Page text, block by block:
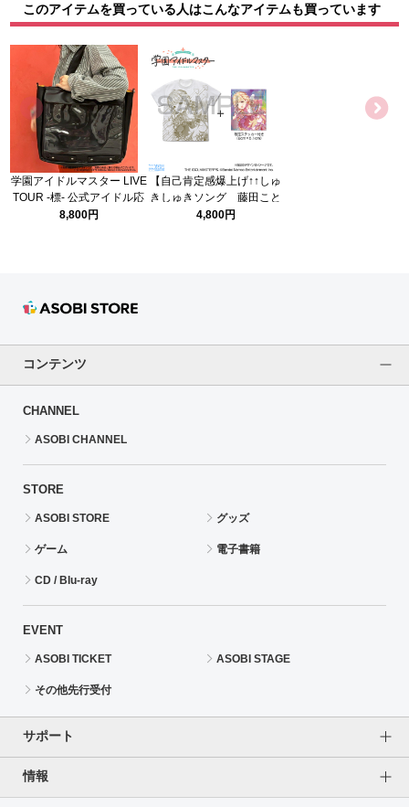
このアイテムを買っている人はこんなアイテムも買っています
学園アイドルマスター LIVE
TOUR -標- 公式アイドル応
援3wayトートバッグ
8,800円
【自己肯定感爆上げ↑↑しゅ
きしゅきソング 藤田こと
ね】オールプリントTシャ
4,800円
コンテンツ
CHANNEL
ASOBI CHANNEL
STORE
ASOBI STORE グッズ
ゲーム 電子書籍
CD / Blu-ray
EVENT
ASOBI TICKET ASOBI STAGE
その他先行受付
サポート
よくあるご質問（FAQ）
情報